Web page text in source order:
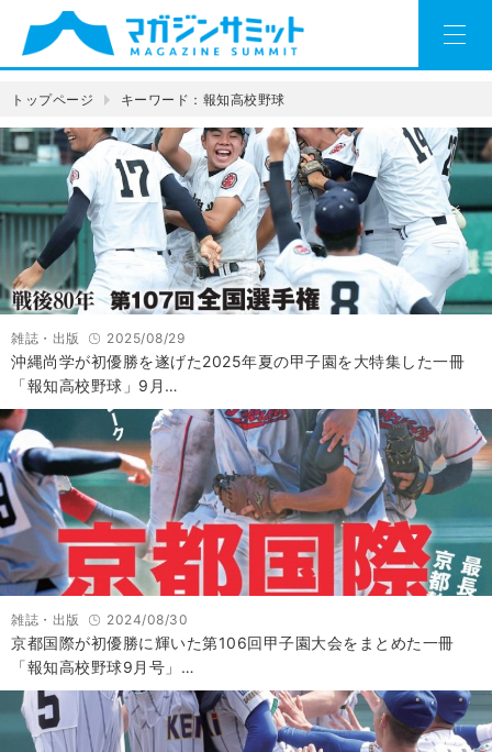
トップページ キーワード：報知高校野球
雑誌・出版 2025/08/29
沖縄尚学が初優勝を遂げた2025年夏の甲子園を大特集した一冊
「報知高校野球」9月…
雑誌・出版 2024/08/30
京都国際が初優勝に輝いた第106回甲子園大会をまとめた一冊
「報知高校野球9月号」…